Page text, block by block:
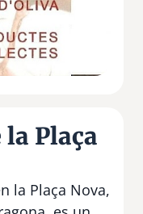
la Plaça
la Plaça Nova,